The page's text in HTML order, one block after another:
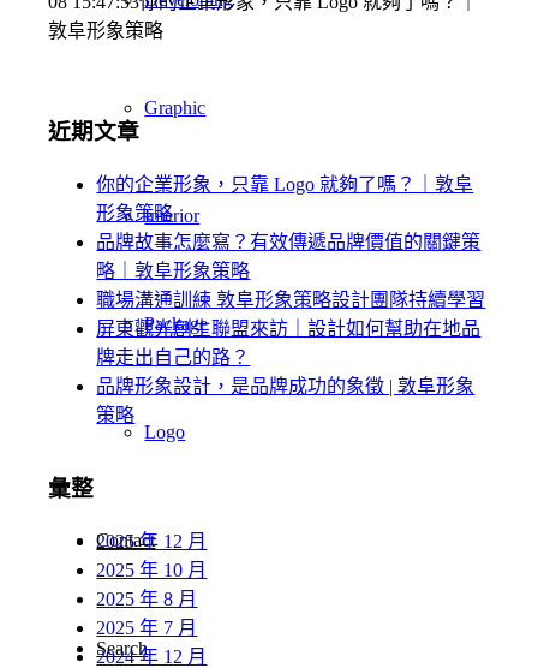
Graphic
Interior
Package
Logo
Contact
Search
敦阜形象策略
近期文章
你的企業形象，只靠 Logo 就夠了嗎？｜敦阜
形象策略
品牌故事怎麼寫？有效傳遞品牌價值的關鍵策
略｜敦阜形象策略
職場溝通訓練 敦阜形象策略設計團隊持續學習
屏東觀光創生聯盟來訪｜設計如何幫助在地品
牌走出自己的路？
品牌形象設計，是品牌成功的象徵 | 敦阜形象
策略
彙整
2025 年 12 月
2025 年 10 月
2025 年 8 月
2025 年 7 月
2024 年 12 月